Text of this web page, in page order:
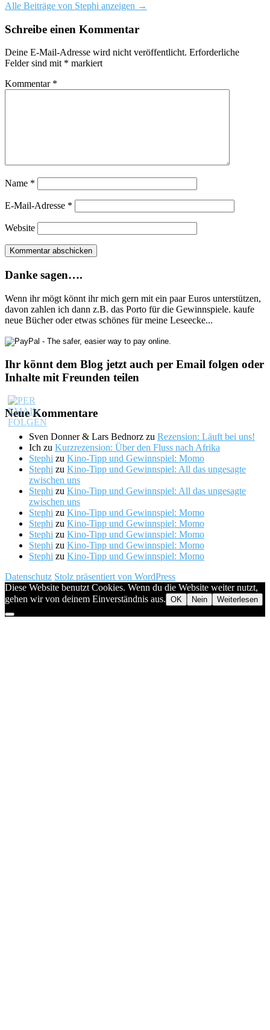
Alle Beiträge von Stephi anzeigen →
Schreibe einen Kommentar
Deine E-Mail-Adresse wird nicht veröffentlicht. Erforderliche
Felder sind mit * markiert
Kommentar *
Name *
E-Mail-Adresse *
Website
Danke sagen….
Wenn ihr mögt könnt ihr mich gern mit ein paar Euros unterstützen,
davon zahlen ich dann z.B. das Porto für die Gewinnspiele. kaufe
neue Bücher oder etwas schönes für meine Leseecke...
Ihr könnt dem Blog jetzt auch per Email folgen oder
Inhalte mit Freunden teilen
Neue Kommentare
Sven Donner & Lars Bednorz zu Rezension: Läuft bei uns!
Ich zu Kurzrezension: Über den Fluss nach Afrika
Stephi zu Kino-Tipp und Gewinnspiel: Momo
Stephi zu Kino-Tipp und Gewinnspiel: All das ungesagte
zwischen uns
Stephi zu Kino-Tipp und Gewinnspiel: All das ungesagte
zwischen uns
Stephi zu Kino-Tipp und Gewinnspiel: Momo
Stephi zu Kino-Tipp und Gewinnspiel: Momo
Stephi zu Kino-Tipp und Gewinnspiel: Momo
Stephi zu Kino-Tipp und Gewinnspiel: Momo
Stephi zu Kino-Tipp und Gewinnspiel: Momo
Datenschutz Stolz präsentiert von WordPress
Diese Website benutzt Cookies. Wenn du die Website weiter nutzt,
gehen wir von deinem Einverständnis aus. OK Nein Weiterlesen